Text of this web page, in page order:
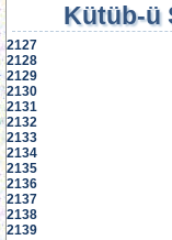
Kütüb-ü
2127
2128
2129
2130
2131
2132
2133
2134
2135
2136
2137
2138
2139